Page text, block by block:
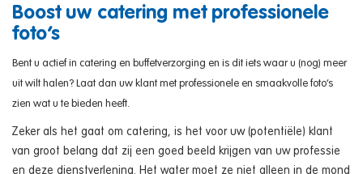
Boost uw catering met professionele
foto’s
Bent u actief in catering en buffetverzorging en is dit iets waar u (nog) meer
uit wilt halen? Laat dan uw klant met professionele en smaakvolle foto’s
zien wat u te bieden heeft.
Zeker als het gaat om catering, is het voor uw (potentiële) klant
van groot belang dat zij een goed beeld krijgen van uw professie
en deze dienstverlening. Het water moet ze niet alleen in de mond